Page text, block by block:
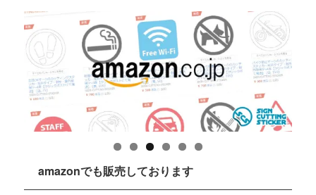
amazonでも販売しております